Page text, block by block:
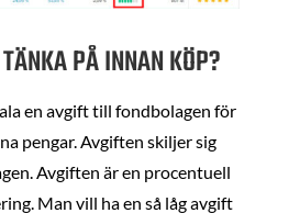
PÅ INNAN KÖP?
en avgift till fondbolagen för
pengar. Avgiften skiljer sig
Avgiften är en procentuell
Man vill ha en så låg avgift